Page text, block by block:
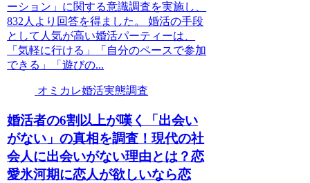
ーション」に関する意識調査を実施し、
832人より回答を得ました。 婚活の手段
として人気が高い婚活パーティーは、
「気軽に行ける」「自分のペースで参加
できる」「遊びの...
オミカレ婚活実態調査
婚活者の6割以上が嘆く「出会い
がない」の真相を調査！現代の社
会人に出会いがない理由とは？恋
愛氷河期に恋人が欲しいなら恋